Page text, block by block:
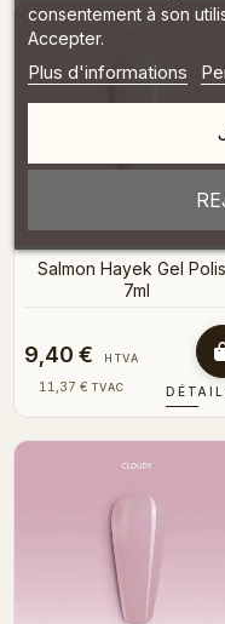
Salmon Hayek Gel
7ml
9,40 € HTVA
11,37 € TVAC
consentement à son
Accepter.
Plus d'informations